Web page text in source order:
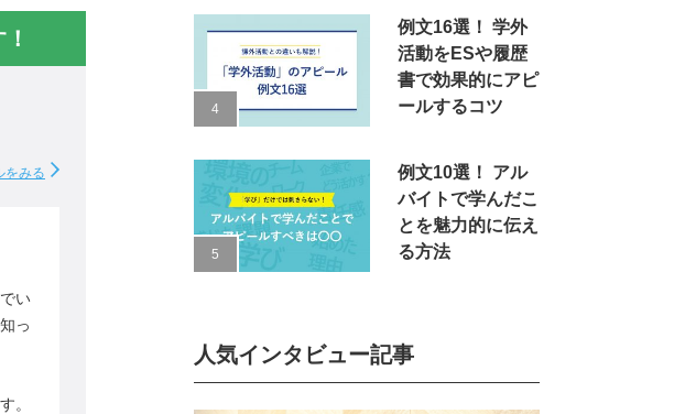
をみる
い
っ
。
例文16選！ 学外
活動をESや履歴
書で効果的にアピ
ールするコツ
例文10選！ アル
バイトで学んだこ
とを魅力的に伝え
る方法
人気インタビュー記事